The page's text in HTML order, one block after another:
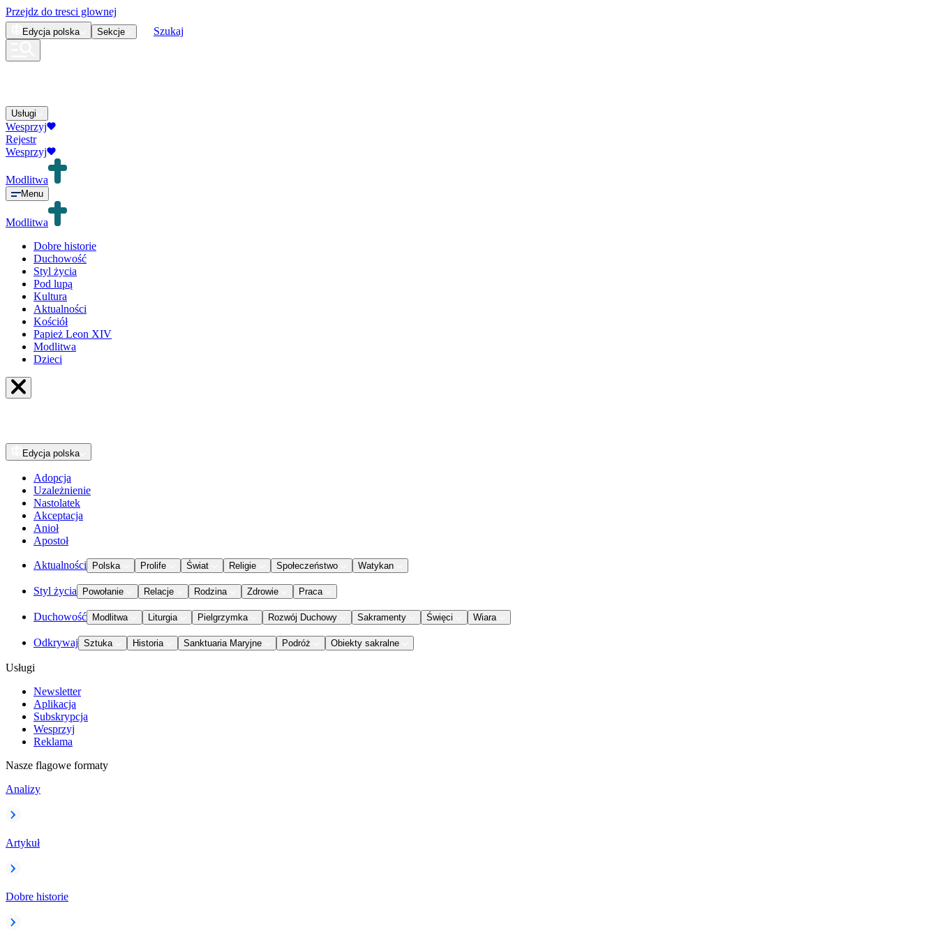
Przejdz do tresci glownej
Edycja polska Sekcje Szukaj
Usługi
Wesprzyj
Rejestr
Wesprzyj
Modlitwa
Menu
Modlitwa
Dobre historie
Duchowość
Styl życia
Pod lupą
Kultura
Aktualności
Kościół
Papież Leon XIV
Modlitwa
Dzieci
Edycja polska
Adopcja
Uzależnienie
Nastolatek
Akceptacja
Anioł
Apostoł
Aktualności Polska Prolife Świat Religie Społeczeństwo Watykan
Styl życia Powołanie Relacje Rodzina Zdrowie Praca
Duchowość Modlitwa Liturgia Pielgrzymka Rozwój Duchowy Sakramenty Święci Wiara
Odkrywaj Sztuka Historia Sanktuaria Maryjne Podróż Obiekty sakralne
Usługi
Newsletter
Aplikacja
Subskrypcja
Wesprzyj
Reklama
Nasze flagowe formaty
Analizy
Artykuł
Dobre historie